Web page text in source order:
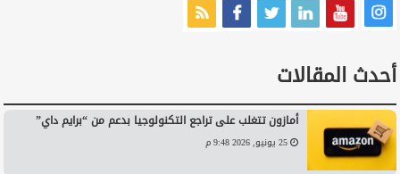
أحدث المقالات
أمازون تتغلب على تراجع التكنولوجيا بدعم من “برايم داي”
25 يونيو, 2026 9:48 م